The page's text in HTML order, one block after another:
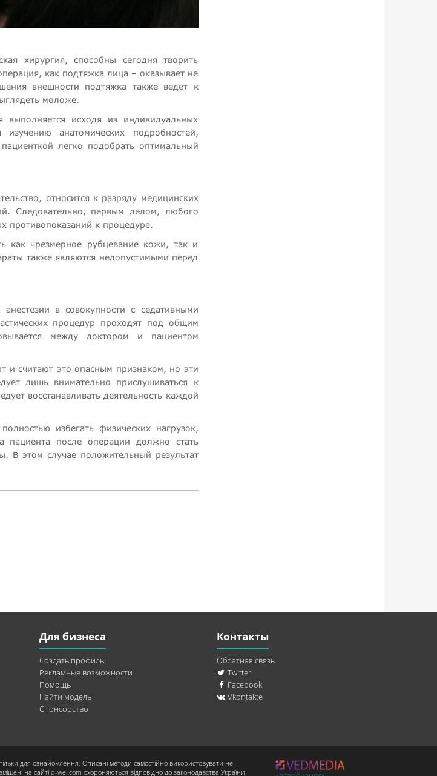
хирургия, способны сегодня творить
как подтяжка лица – оказывает не
внешности подтяжка также ведет к
моложе.
исходя из индивидуальных
анатомических подробностей,
легко подобрать оптимальный
относится к разряду медицинских
Следовательно, первым делом, любого
противопоказаний к процедуре.
как чрезмерное рубцевание кожи, так и
также являются недопустимыми перед
в совокупности с седативными
процедур проходят под общим
между доктором и пациентом
и считают это опасным признаком, но эти
лишь внимательно прислушиваться к
восстанавливать деятельность каждой
избегать физических нагрузок,
пациента после операции должно стать
В этом случае положительный результат
Для бизнеса
Создать профиль
Рекламные возможности
Помощь
Найти модель
Спонсорство
Контакты
Обратная связь
Twitter
Facebook
Vkontakte
для ознайомлення. Описані методи самостійно використовувати не
на сайті q-wel.com охороняються відповідно до законодавства України.